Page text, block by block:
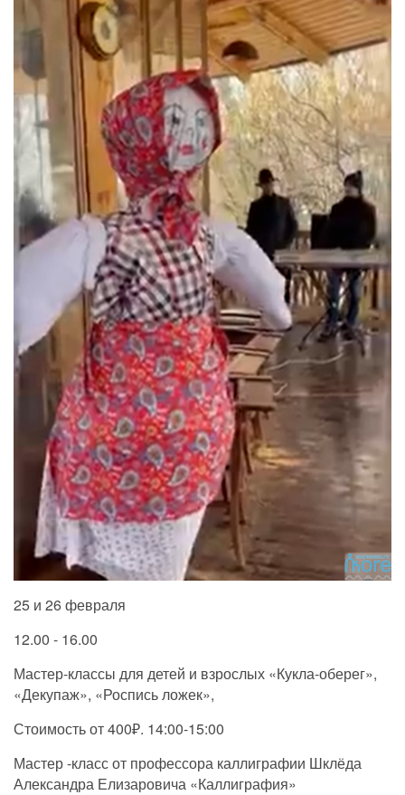
25 и 26 февраля
12.00 - 16.00
Мастер-классы для детей и взрослых «Кукла-оберег»,
«Декупаж», «Роспись ложек»,
Стоимость от 400₽. 14:00-15:00
Мастер -класс от профессора каллиграфии Шклёда
Александра Елизаровича «Каллиграфия»